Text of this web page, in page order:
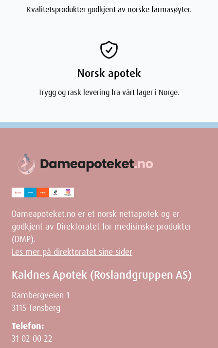
Kvalitetsprodukter godkjent av norske farmasøyter.
Norsk apotek
Trygg og rask levering fra vårt lager i Norge.
Dameapoteket.no er et norsk nettapotek og er
godkjent av Direktoratet for medisinske produkter
(DMP).
Les mer på direktoratet sine sider
Kaldnes Apotek (Roslandgruppen AS)
Rambergveien 1
3115 Tønsberg
Telefon:
31 02 00 22